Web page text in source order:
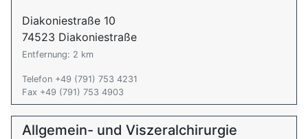
Diakoniestraße 10
74523 Diakoniestraße
Entfernung: 2 km
Telefon +49 (791) 753 4231
Fax +49 (791) 753 4903
Allgemein- und Viszeralchirurgie